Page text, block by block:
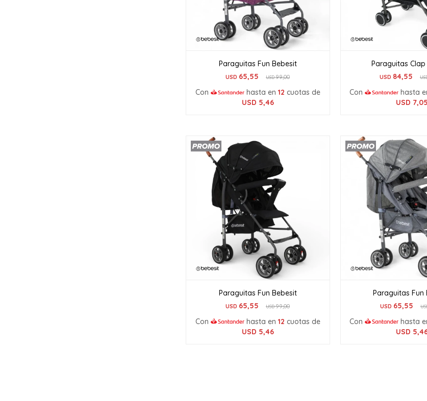
Paraguitas Fun Bebesit
USD 65,55 USD99,00
Con hasta en 12 cuotas de
USD 5,46
Paraguitas
USD 84,55
Con hasta
USD 7,05
Paraguitas Fun Bebesit
USD 65,55 USD99,00
Con hasta en 12 cuotas de
USD 5,46
Paraguitas Fun
USD 65,55
Con hasta
USD